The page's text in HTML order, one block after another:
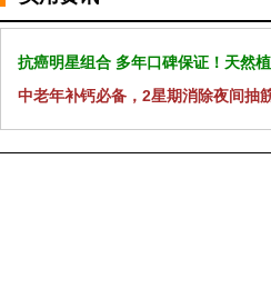
抗癌明星组合 多年口碑保证！天然
中老年补钙必备，2星期消除夜间抽